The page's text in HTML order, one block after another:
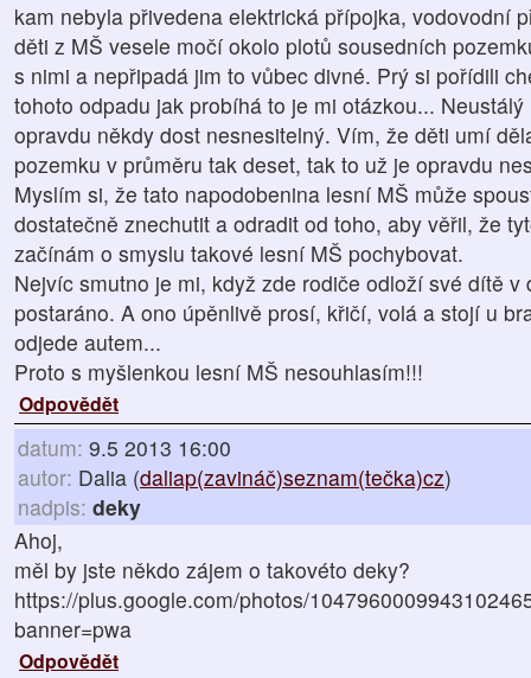
kam nebyla přivedena elektrická přípojka, vodovodní
děti z MŠ vesele močí okolo plotů sousedních
s nimi a nepřipadá jim to vůbec divné. Prý si pořídili
tohoto odpadu jak probíhá to je mi otázkou...
opravdu někdy dost nesnesitelný. Vím, že děti umí
pozemku v průměru tak deset, tak to už je opravdu
Myslím si, že tato napodobenina lesní MŠ může
dostatečně znechutit a odradit od toho, aby věřil, že
začínám o smyslu takové lesní MŠ pochybovat.
Nejvíc smutno je mi, když zde rodiče odloží své dítě
postaráno. A ono úpěnlivě prosí, křičí, volá a stojí u
odjede autem...
Proto s myšlenkou lesní MŠ nesouhlasím!!!
Odpovědět
datum: 9.5 2013 16:00
autor: Dalia (daliap(zavináč)seznam(tečka)cz)
nadpis: deky
Ahoj,
měl by jste někdo zájem o takovéto deky?
https://plus.google.com/photos/
banner=pwa
Odpovědět